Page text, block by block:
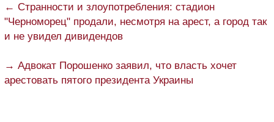
← Странности и злоупотребления: стадион
"Черноморец" продали, несмотря на арест, а город так
и не увидел дивидендов
→ Адвокат Порошенко заявил, что власть хочет
арестовать пятого президента Украины